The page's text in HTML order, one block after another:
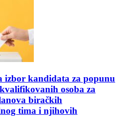
izbor kandidata za popunu
osoba za
biračkih
tima i njihovih